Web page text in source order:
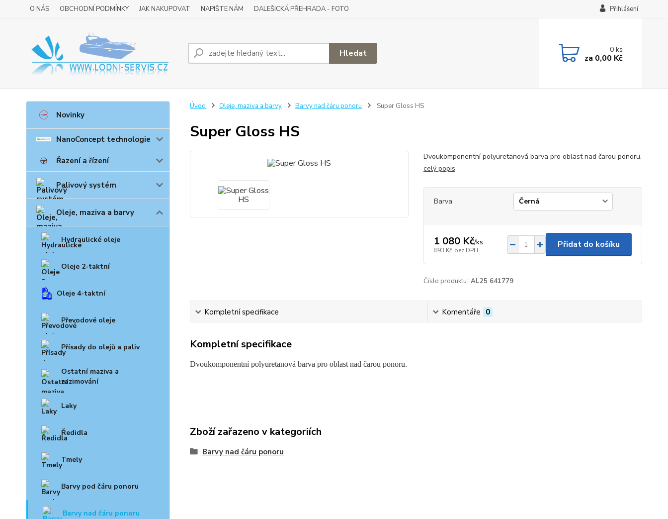
O NÁS OBCHODNÍ PODMÍNKY JAK NAKUPOVAT NAPIŠTE NÁM DALEŠICKÁ PŘEHRADA - FOTO Přihlášení
Hledat 0ks
za 0,00 Kč
Novinky
NanoConcept technologie
Řazení a řízení
Palivový systém
Oleje, maziva a barvy
Hydraulické oleje
Oleje 2-taktní
Oleje 4-taktní
Převodové oleje
Přísady do olejů a paliv
Ostatní maziva a
zazimování
Laky
Ředidla
Tmely
Barvy pod čáru ponoru
Barvy nad čáru ponoru
Úvod Oleje, maziva a barvy Barvy nad čáru ponoru Super Gloss HS
Super Gloss HS
Dvoukomponentní polyuretanová barva pro oblast nad čarou ponoru.
celý popis
Barva
1 080 Kč/ks
893 Kč bez DPH
Přidat do košíku
Číslo produktu: AL25 641779
Kompletní specifikace Komentáře 0
Kompletní specifikace
Dvoukomponentní polyuretanová barva pro oblast nad čarou ponoru.
Zboží zařazeno v kategoriích
Barvy nad čáru ponoru